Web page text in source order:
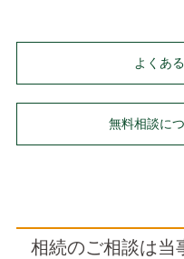
よくあ
無料相談に
相続のご相談は当